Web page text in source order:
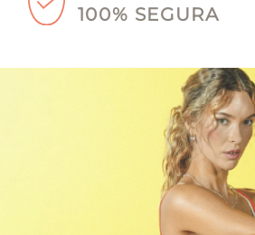
100% SEGURA